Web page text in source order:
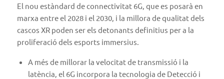
El nou estàndard de connectivitat 6G, que es posarà en
marxa entre el 2028 i el 2030, i la millora de qualitat dels
cascos XR poden ser els detonants definitius per a la
proliferació dels esports immersius.
A més de millorar la velocitat de transmissió i la
latència, el 6G incorpora la tecnologia de Detecció i